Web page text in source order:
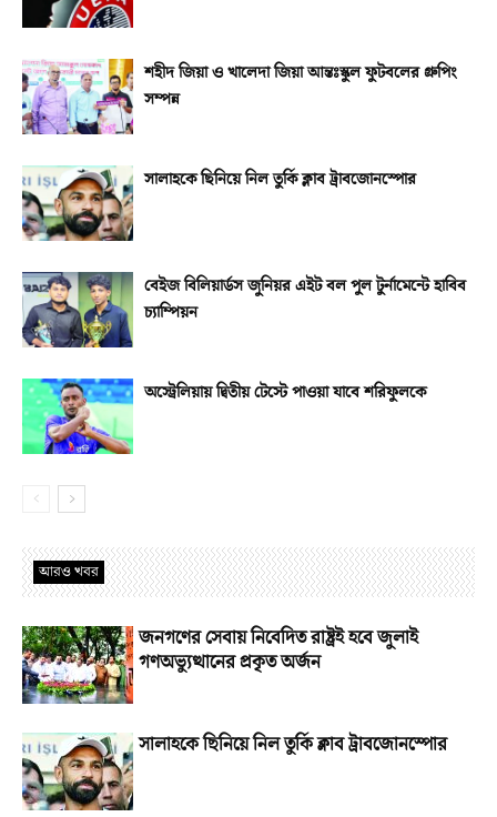
শহীদ জিয়া ও খালেদা জিয়া আন্তঃস্কুল ফুটবলের গ্রুপিং
সম্পন্ন
সালাহকে ছিনিয়ে নিল তুর্কি ক্লাব ট্রাবজোনস্পোর
বেইজ বিলিয়ার্ডস জুনিয়র এইট বল পুল টুর্নামেন্টে হাবিব
চ্যাম্পিয়ন
অস্ট্রেলিয়ায় দ্বিতীয় টেস্টে পাওয়া যাবে শরিফুলকে
আরও খবর
জনগণের সেবায় নিবেদিত রাষ্ট্রই হবে জুলাই
গণঅভ্যুত্থানের প্রকৃত অর্জন
সালাহকে ছিনিয়ে নিল তুর্কি ক্লাব ট্রাবজোনস্পোর